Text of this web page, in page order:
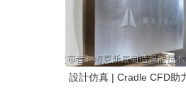
設計仿真 | Cradle CFD助